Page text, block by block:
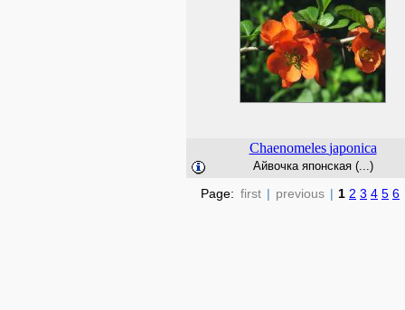
Chaenomeles japonica
Айвочка японская (...)
Page: first | previous | 1 2 3 4 5 6